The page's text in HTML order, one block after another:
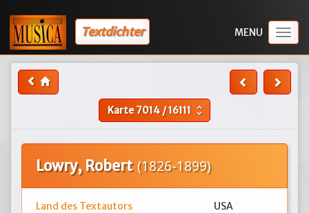
Textdichter
Karte7014/16111 unfold_more
Lowry, Robert (1826-1899)
Land des Textautors
USA